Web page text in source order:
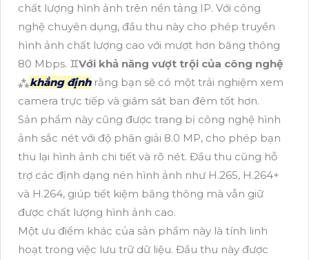
chất lượng hình ảnh trên nền tảng IP. Với công
nghệ chuyên dụng, đầu thu này cho phép truyền
hình ảnh chất lượng cao với mượt hơn băng thông
80 Mbps. ♊Với khả năng vượt trội của công nghệ
⁂khẳng địnhrằng bạn sẽ có một trải nghiệm xem
camera trực tiếp và giám sát ban đêm tốt hơn.
Sản phẩm này cũng được trang bị công nghệ hình
ảnh sắc nét với độ phân giải 8.0 MP, cho phép bạn
thu lại hình ảnh chi tiết và rõ nét. Đầu thu cũng hỗ
trợ các định dạng nén hình ảnh như H.265, H.264+
và H.264, giúp tiết kiệm băng thông mà vẫn giữ
được chất lượng hình ảnh cao.
Một ưu điểm khác của sản phẩm này là tính linh
hoạt trong việc lưu trữ dữ liệu. Đầu thu này được